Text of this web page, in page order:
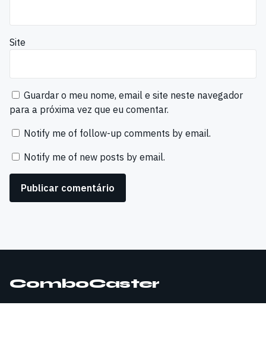
Site
Guardar o meu nome, email e site neste navegador
para a próxima vez que eu comentar.
Notify me of follow-up comments by email.
Notify me of new posts by email.
ComboCaster